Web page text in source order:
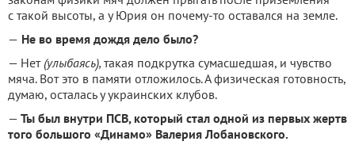
с такой высоты, а у Юрия он почему-то оставался на земле.
— Не во время дождя дело было?
— Нет(улыбаясь), такая подкрутка сумасшедшая, и чувство
мяча. Вот это в памяти отложилось. А физическая готовность,
думаю, осталась у украинских клубов.
— Ты был внутри ПСВ, который стал одной из первых жертв
того большого «Динамо» Валерия Лобановского.